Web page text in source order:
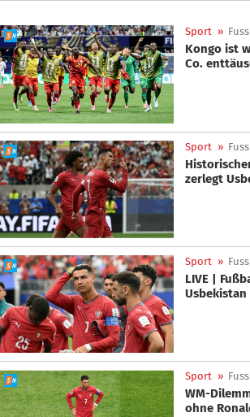
Sport »
Kongo ist
Co.
Sport »
zerlegt
Sport »
LIVE |
Usbekistan
Sport »
WM-
ohne